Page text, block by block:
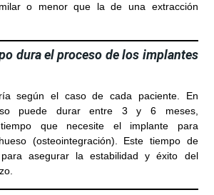
o menor que la de una extracción
dura el proceso de los implantes
según el caso de cada paciente. En
puede durar entre 3 y 6 meses,
que necesite el implante para
(osteointegración). Este tiempo de
asegurar la estabilidad y éxito del